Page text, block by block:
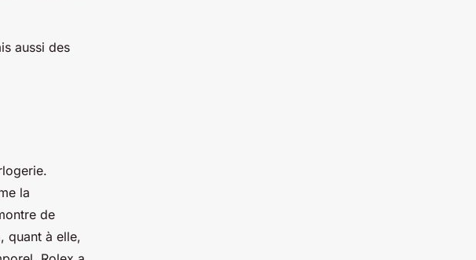
aussi des
la
de
quant à elle,